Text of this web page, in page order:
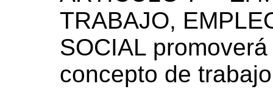
TRABAJO,
SOCIAL
concepto de